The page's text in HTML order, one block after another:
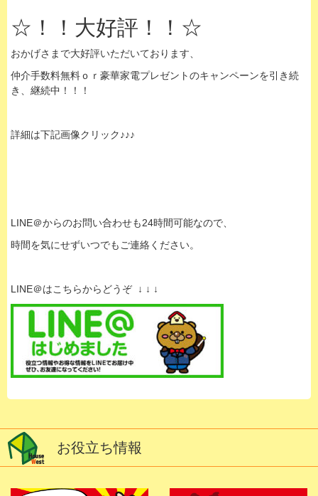
☆！！大好評！！☆
おかげさまで大好評いただいております、
仲介手数料無料ｏｒ豪華家電プレゼントのキャンペーンを引き続
き、継続中！！！
詳細は下記画像クリック♪♪♪
LINE＠からのお問い合わせも24時間可能なので、
時間を気にせずいつでもご連絡ください。
LINE＠はこちらからどうぞ ↓ ↓ ↓
お役立ち情報